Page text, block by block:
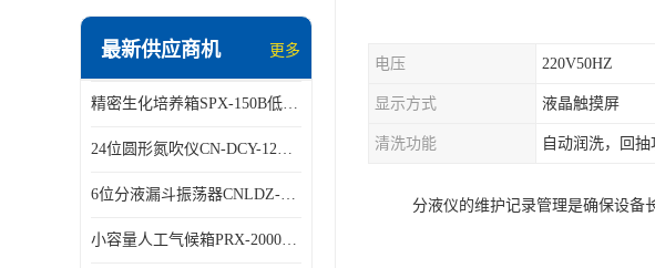
最新供应商机 更多
精密生化培养箱SPX-150B低温细菌培养箱
24位圆形氮吹仪CN-DCY-12Y水浴氮气吹扫捕集仪
6位分液漏斗振荡器CNLDZ-8D垂直净化振荡器
小容量人工气候箱PRX-2000A低温养虫箱
电压 220V50HZ
显示方式 液晶触摸屏
清洗功能 自动润洗，回抽
分液仪的维护记录管理是确保设备